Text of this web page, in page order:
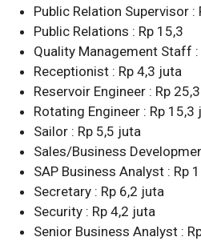
Public Relation Supervisor
Public Relations : Rp 15,3
Quality Management
Receptionist : Rp 4,3 juta
Reservoir Engineer : Rp
Rotating Engineer : Rp
Sailor : Rp 5,5 juta
Sales/Business
SAP Business Analyst : Rp
Secretary : Rp 6,2 juta
Security : Rp 4,2 juta
Senior Business Analyst :